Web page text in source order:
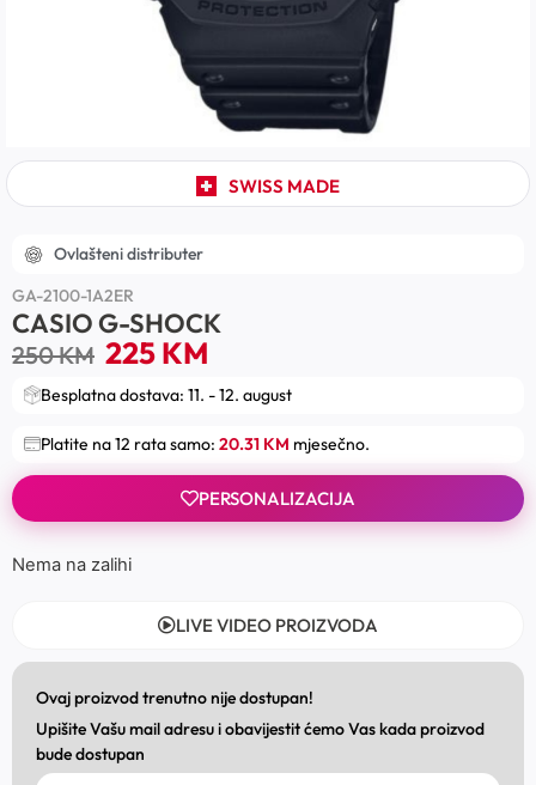
SWISS MADE
Ovlašteni distributer
GA-2100-1A2ER
CASIO G-SHOCK
250KM 225KM
Besplatna dostava: 11. - 12. august
Platite na 12 rata samo: 20.31 KM mjesečno.
PERSONALIZACIJA
Nema na zalihi
LIVE VIDEO PROIZVODA
Ovaj proizvod trenutno nije dostupan!
Upišite Vašu mail adresu i obavijestit ćemo Vas kada proizvod
bude dostupan